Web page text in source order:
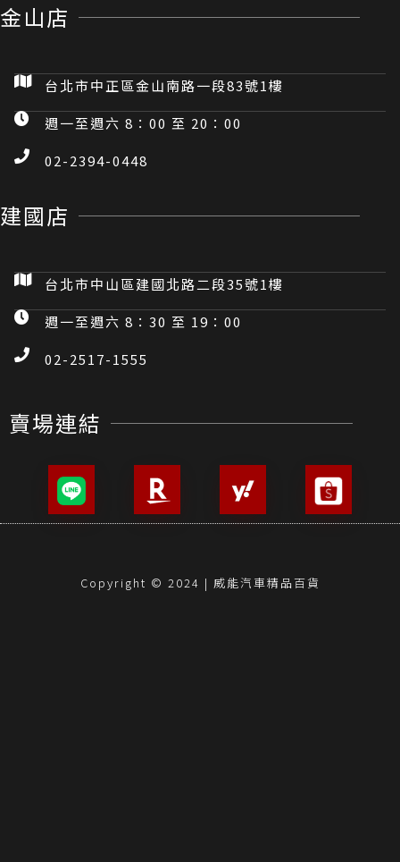
金山店
台北市中正區金山南路一段83號1樓
週一至週六 8：00 至 20：00
02-2394-0448
建國店
台北市中山區建國北路二段35號1樓
週一至週六 8：30 至 19：00
02-2517-1555
賣場連結
Copyright © 2024 | 威能汽車精品百貨